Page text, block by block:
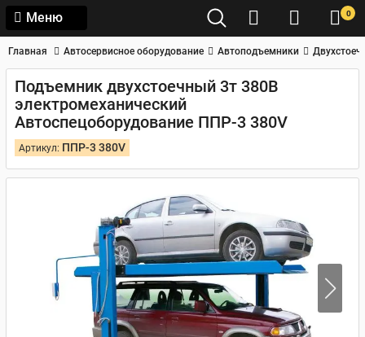
Меню 0
Главная Автосервисное оборудование Автоподъемники
Подъемник двухстоечный 3т 380В
электромеханический
Автоспецоборудование ППР-3 380V
Артикул: ППР-3 380V